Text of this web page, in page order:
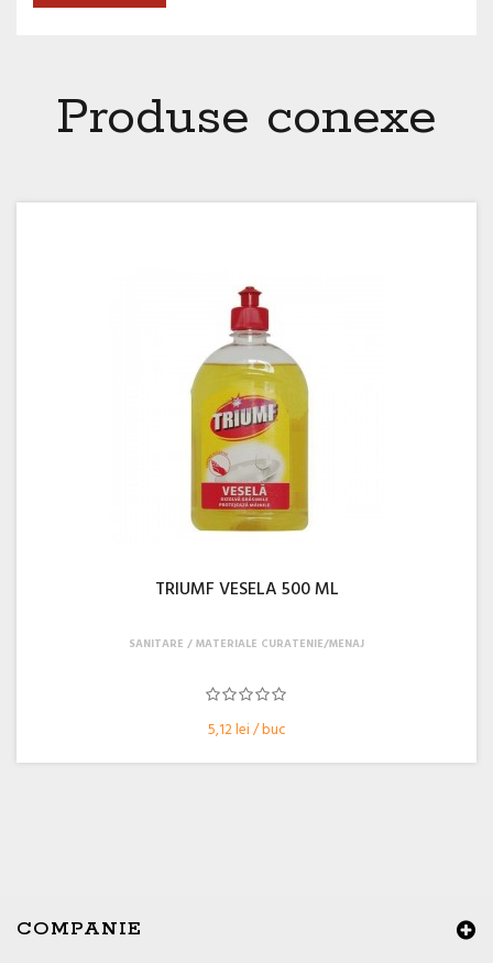
Produse conexe
TRIUMF VESELA 500 ML
5,12 lei / buc
SANITARE MATERIALE CURATENIE/MENAJ
COMPANIE